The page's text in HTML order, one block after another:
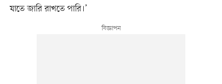
যাতে জারি রাখতে পারি।’